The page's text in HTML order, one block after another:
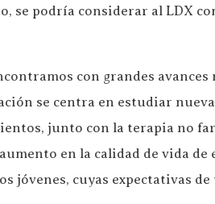
se podría considerar al LDX
con grandes avances
se centra en estudiar
junto con la terapia no
en la calidad de vida de
jóvenes, cuyas expectativas